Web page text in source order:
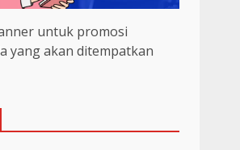
untuk promosi
yang akan ditempatkan